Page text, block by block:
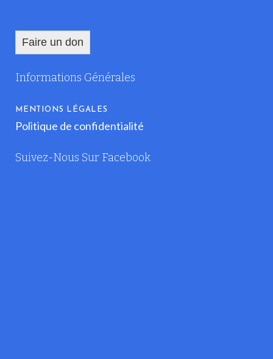
Faire un don
Informations Générales
MENTIONS LÉGALES
Politique de confidentialité
Suivez-Nous Sur Facebook